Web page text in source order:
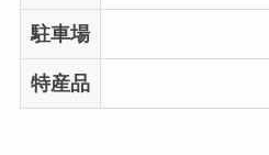
駐車場
特産品